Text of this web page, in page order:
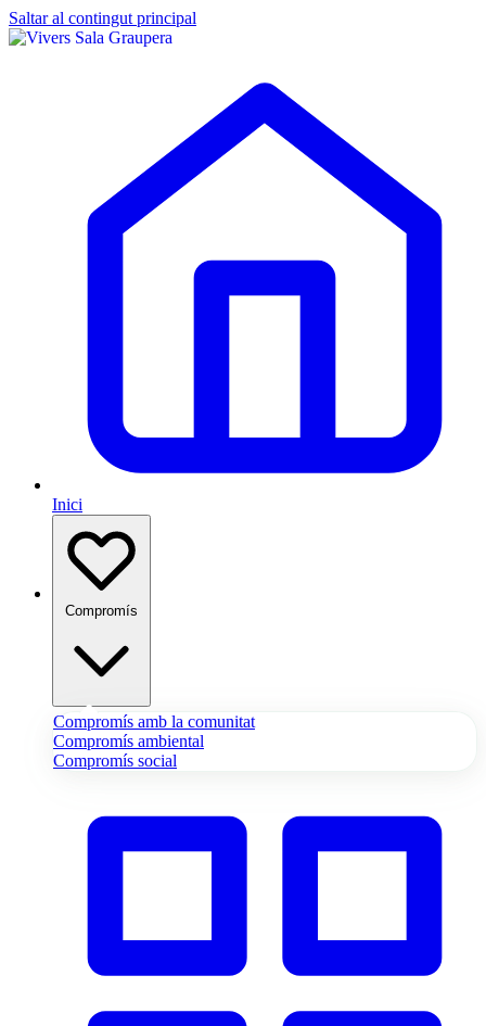
Saltar al contingut principal
Inici
Compromís
Compromís amb la comunitat
Compromís ambiental
Compromís social